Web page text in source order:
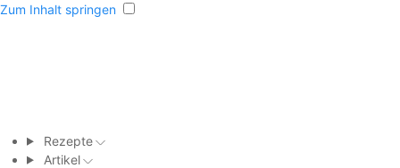
Zum Inhalt springen
Rezepte
Artikel